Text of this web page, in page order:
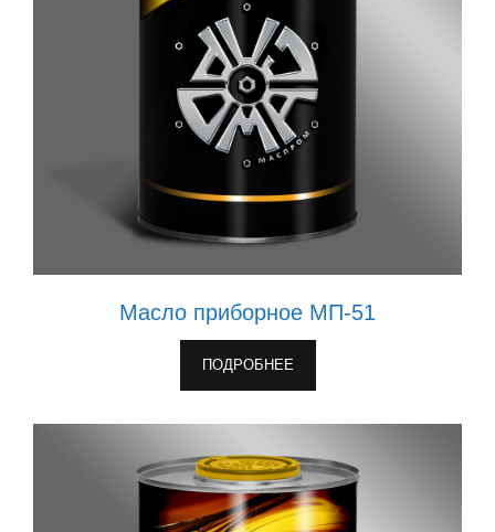
Масло приборное МП-51
ПОДРОБНЕЕ